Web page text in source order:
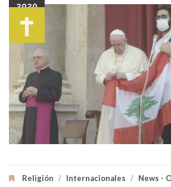
Religión / Internacionales / News -
2020